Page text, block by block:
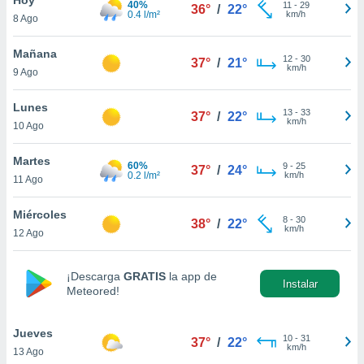
en
más
nuestra
de
aceptar
de
8 Ago
40%
0.4 l/m²
36° / 22° 11 - 29
km/h
Mañana
9 Ago
37° / 21° 12- 30
km/h
Lunes
10 Ago
37° / 22° 13- 33
km/h
Martes
11 Ago
60%
0.2 l/m²
37° / 24° 9- 25
km/h
Miércoles
12 Ago
38° / 22° 8- 30
km/h
¡Descarga GRATIS la app de
Meteored!
Instalar
Jueves
13 Ago
37° / 22° 10- 31
km/h